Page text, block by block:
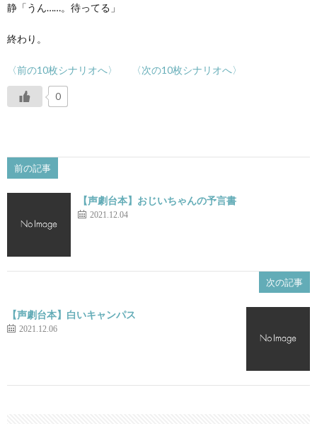
静「うん……。待ってる」
終わり。
〈前の10枚シナリオへ〉 〈次の10枚シナリオへ〉
0
前の記事
【声劇台本】おじいちゃんの予言書
2021.12.04
次の記事
【声劇台本】白いキャンパス
2021.12.06